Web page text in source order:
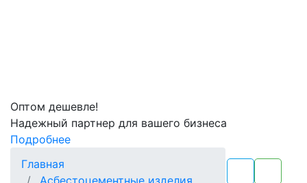
Оптом дешевле!
Надежный партнер для вашего бизнеса
Подробнее
Главная
Асбестоцементные изделия